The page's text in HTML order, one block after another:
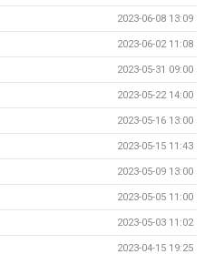
2023-06-08 13:09
2023-06-02 11:08
2023-05-31 09:00
2023-05-22 14:00
2023-05-16 13:00
2023-05-15 11:43
2023-05-09 13:00
2023-05-05 11:00
2023-05-03 11:02
2023-04-15 19:25